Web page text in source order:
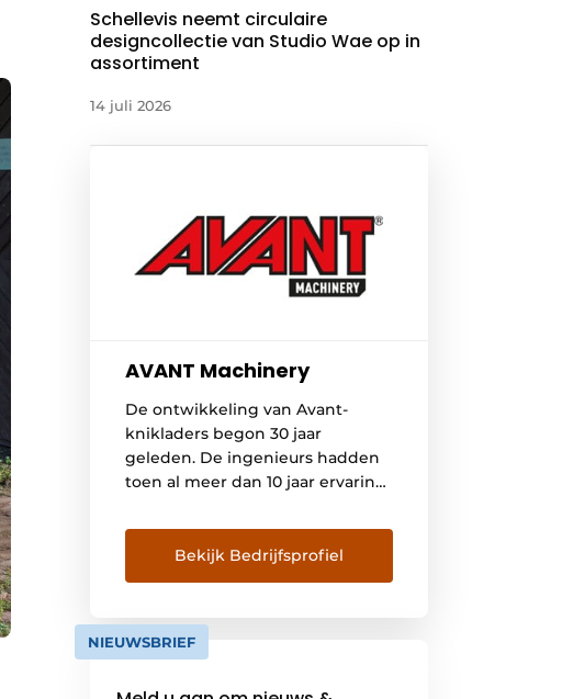
Schellevis neemt circulaire
designcollectie van Studio Wae op in
assortiment
14 juli 2026
AVANT Machinery
De ontwikkeling van Avant-
knikladers begon 30 jaar
geleden. De ingenieurs hadden
toen al meer dan 10 jaar ervaring
soorten landbouwmachines.
Uitgangspunt voor het concept
van de eerste Avant was het
frequente jobs op
veehouderijen, de verdeling van
Bekijk Bedrijfsprofiel
NIEUWSBRIEF